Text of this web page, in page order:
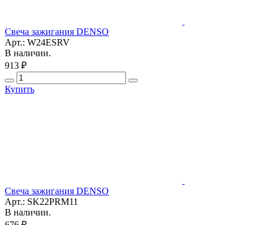
Свеча зажигания DENSO
Арт.: W24ESRV
В наличии.
913 ₽
Купить
Свеча зажигания DENSO
Арт.: SK22PRM11
В наличии.